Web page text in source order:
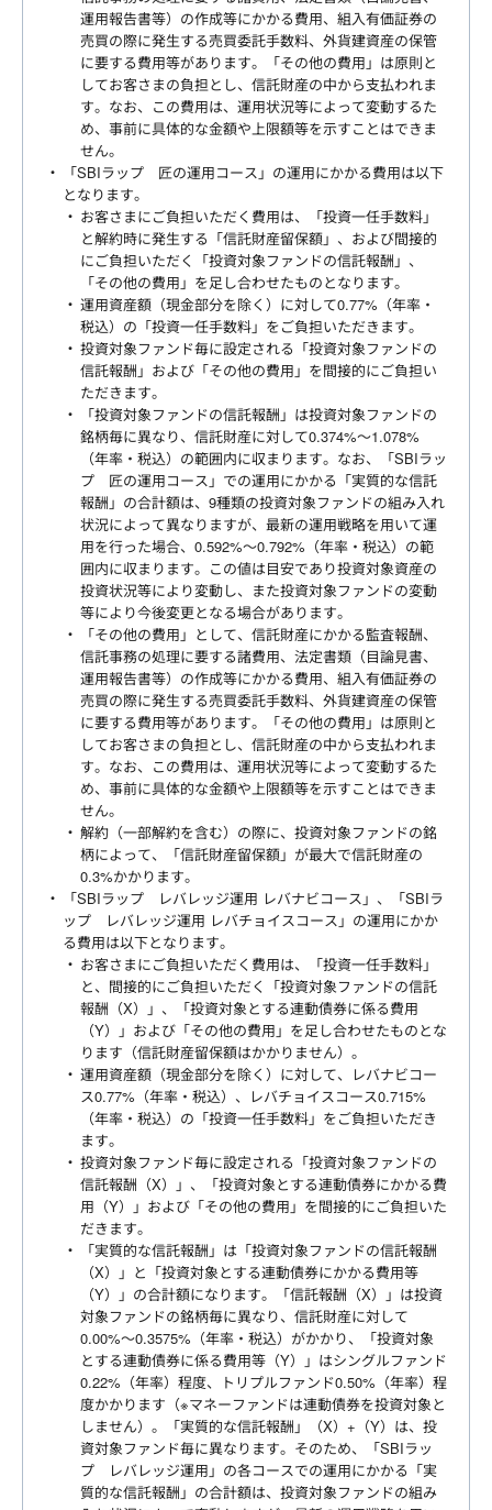
運用報告書等）の作成等にかかる費用、組入有価証券の
売買の際に発生する売買委託手数料、外貨建資産の保管
に要する費用等があります。「その他の費用」は原則と
してお客さまの負担とし、信託財産の中から支払われま
す。なお、この費用は、運用状況等によって変動するた
め、事前に具体的な金額や上限額等を示すことはできま
せん。
「SBIラップ 匠の運用コース」の運用にかかる費用は以下
となります。
お客さまにご負担いただく費用は、「投資一任手数料」
と解約時に発生する「信託財産留保額」、および間接的
にご負担いただく「投資対象ファンドの信託報酬」、
「その他の費用」を足し合わせたものとなります。
運用資産額（現金部分を除く）に対して0.77%（年率・
税込）の「投資一任手数料」をご負担いただきます。
投資対象ファンド毎に設定される「投資対象ファンドの
信託報酬」および「その他の費用」を間接的にご負担い
ただきます。
「投資対象ファンドの信託報酬」は投資対象ファンドの
銘柄毎に異なり、信託財産に対して0.374%～1.078%
（年率・税込）の範囲内に収まります。なお、「SBIラッ
プ 匠の運用コース」での運用にかかる「実質的な信託
報酬」の合計額は、9種類の投資対象ファンドの組み入れ
状況によって異なりますが、最新の運用戦略を用いて運
用を行った場合、0.592%～0.792%（年率・税込）の範
囲内に収まります。この値は目安であり投資対象資産の
投資状況等により変動し、また投資対象ファンドの変動
等により今後変更となる場合があります。
「その他の費用」として、信託財産にかかる監査報酬、
信託事務の処理に要する諸費用、法定書類（目論見書、
運用報告書等）の作成等にかかる費用、組入有価証券の
売買の際に発生する売買委託手数料、外貨建資産の保管
に要する費用等があります。「その他の費用」は原則と
してお客さまの負担とし、信託財産の中から支払われま
す。なお、この費用は、運用状況等によって変動するた
め、事前に具体的な金額や上限額等を示すことはできま
せん。
解約（一部解約を含む）の際に、投資対象ファンドの銘
柄によって、「信託財産留保額」が最大で信託財産の
0.3%かかります。
「SBIラップ レバレッジ運用 レバナビコース」、「SBIラ
ップ レバレッジ運用 レバチョイスコース」の運用にかか
る費用は以下となります。
お客さまにご負担いただく費用は、「投資一任手数料」
と、間接的にご負担いただく「投資対象ファンドの信託
報酬（X）」、「投資対象とする連動債券に係る費用
（Y）」および「その他の費用」を足し合わせたものとな
ります（信託財産留保額はかかりません）。
運用資産額（現金部分を除く）に対して、レバナビコー
ス0.77%（年率・税込）、レバチョイスコース0.715%
（年率・税込）の「投資一任手数料」をご負担いただき
ます。
投資対象ファンド毎に設定される「投資対象ファンドの
信託報酬（X）」、「投資対象とする連動債券にかかる費
用（Y）」および「その他の費用」を間接的にご負担いた
だきます。
「実質的な信託報酬」は「投資対象ファンドの信託報酬
（X）」と「投資対象とする連動債券にかかる費用等
（Y）」の合計額になります。「信託報酬（X）」は投資
対象ファンドの銘柄毎に異なり、信託財産に対して
0.00%～0.3575%（年率・税込）がかかり、「投資対象
とする連動債券に係る費用等（Y）」はシングルファンド
0.22%（年率）程度、トリプルファンド0.50%（年率）程
度かかります（※マネーファンドは連動債券を投資対象と
しません）。「実質的な信託報酬」（X）+（Y）は、投
資対象ファンド毎に異なります。そのため、「SBIラッ
プ レバレッジ運用」の各コースでの運用にかかる「実
質的な信託報酬」の合計額は、投資対象ファンドの組み